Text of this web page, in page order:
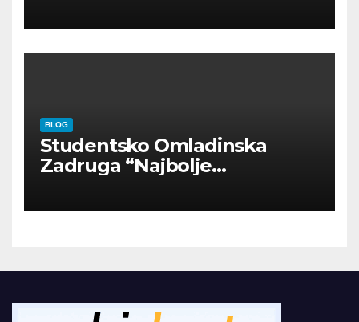
BLOG
Studentsko Omladinska
Zadruga “Najbolje